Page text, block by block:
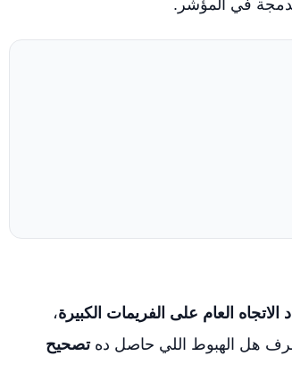
في المؤشر.
الاتجاه العام على الفريمات الكبيرة،
هل الهبوط اللي حاصل دهتصحيح